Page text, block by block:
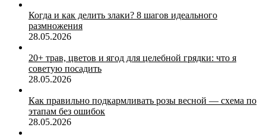
Когда и как делить злаки? 8 шагов идеального
размножения
28.05.2026
20+ трав, цветов и ягод для целебной грядки: что я
советую посадить
28.05.2026
Как правильно подкармливать розы весной — схема по
этапам без ошибок
28.05.2026